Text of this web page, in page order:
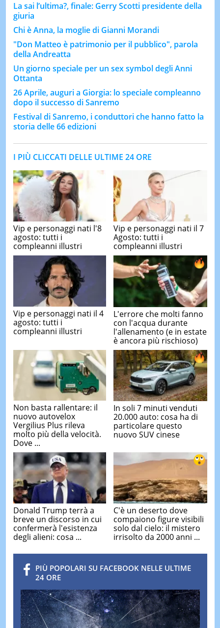
La sai l’ultima?, finale: Gerry Scotti presidente della
giuria
Chi è Anna, la moglie di Gianni Morandi
"Don Matteo è patrimonio per il pubblico", parola
della Andreatta
Un giorno speciale per un sex symbol degli Anni
Ottanta
26 Aprile, auguri a Giorgia: lo speciale compleanno
dopo il successo di Sanremo
Festival di Sanremo, i conduttori che hanno fatto la
storia delle 66 edizioni
I PIÙ CLICCATI DELLE ULTIME 24 ORE
Vip e personaggi nati l'8
agosto: tutti i
compleanni illustri
Vip e personaggi nati il 7
Agosto: tutti i
compleanni illustri
Vip e personaggi nati il 4
agosto: tutti i
compleanni illustri
L'errore che molti fanno
con l'acqua durante
l'allenamento (e in estate
è ancora più rischioso)
Non basta rallentare: il
nuovo autovelox
Vergilius Plus rileva
molto più della velocità.
Dove ...
In soli 7 minuti venduti
20.000 auto: cosa ha di
particolare questo
nuovo SUV cinese
Donald Trump terrà a
breve un discorso in cui
confermerà l'esistenza
degli alieni: cosa ...
C'è un deserto dove
compaiono figure visibili
solo dal cielo: il mistero
irrisolto da 2000 anni ...
PIÙ POPOLARI SU FACEBOOK NELLE ULTIME
24 ORE